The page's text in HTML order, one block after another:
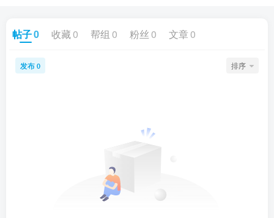
帖子0 收藏 0 帮组 0 粉丝 0 文章0
发布 0 排序